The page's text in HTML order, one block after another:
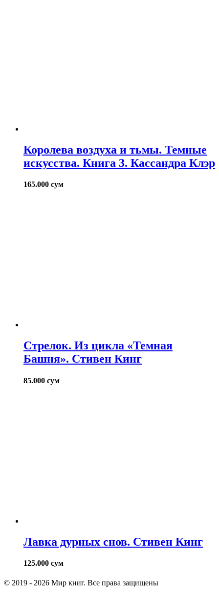
Королева воздуха и тьмы. Темные
искусства. Книга 3. Кассандра Клэр
165.000 сум
Стрелок. Из цикла «Темная
Башня». Стивен Кинг
85.000 сум
Лавка дурных снов. Стивен Кинг
125.000 сум
© 2019 - 2026 Мир книг. Все права защищены